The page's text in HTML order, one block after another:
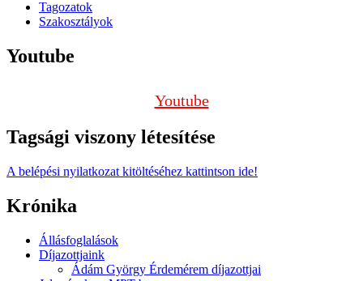
Tagozatok
Szakosztályok
Youtube
Youtube
Tagsági viszony létesítése
A belépési nyilatkozat kitöltéséhez kattintson ide!
Krónika
Állásfoglalások
Díjazottjaink
Ádám György Érdemérem díjazottjai